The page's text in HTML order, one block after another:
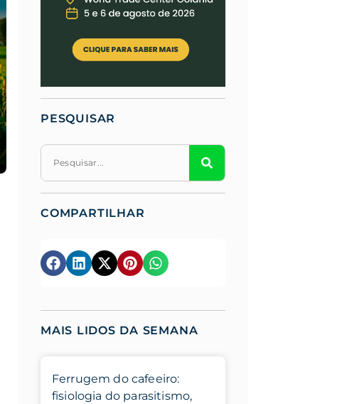
PESQUISAR
COMPARTILHAR
MAIS LIDOS DA SEMANA
Ferrugem do cafeeiro:
fisiologia do parasitismo,